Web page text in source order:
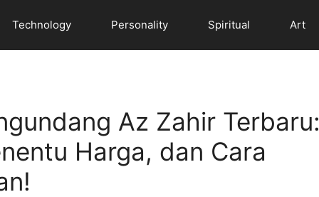
Technology Personality Spiritual Art
Az Zahir
Harga, dan Cara